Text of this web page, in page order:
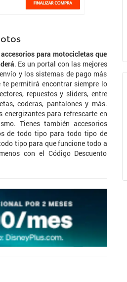
para motocicletas que
. Es un portal con las mejores
y los sistemas de pago más
te permitirá encontrar siempre lo
repuestos y sliders, entre
coderas, pantalones y más.
para refrescarte en
Tienes también accesorios
de todo tipo para todo tipo de
tipo para que funcione todo a
con el Código Descuento